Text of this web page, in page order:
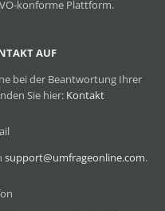
konforme Plattform.
AUF
bei der Beantwortung Ihrer
Sie hier: Kontakt
support@umfrageonline.com.